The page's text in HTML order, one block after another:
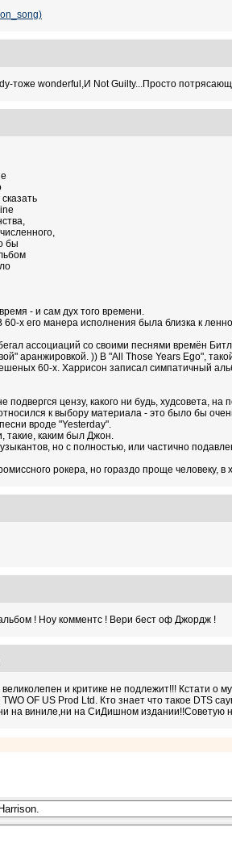
тоже wonderful,И Not Guilty...Просто
бы
- и сам дух того времени.
х его манера исполнения была близка к
ассоциаций со своими песнями времён
аранжировкой. )) В "All Those Years Ego",
60-х. Харрисон записал симпатичный
цензу, какого ни будь, худсовета, на
к выбору материала - это было бы
вроде "Yesterday".
такие, каким был Джон.
но с полностью, или частично
рокера, но гораздо проще человеку,
! Ноу комментс ! Вери бест оф Джордж !
и критике не подлежит!!! Кстати
OF US Prod Ltd. Кто знает что такое DTS
на виниле,ни на СиДишном издании!!Советую